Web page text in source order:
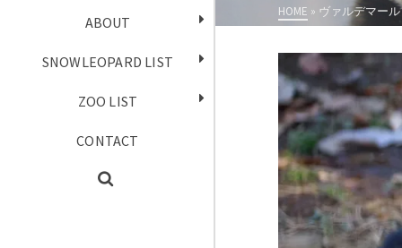
ABOUT
SNOWLEOPARD LIST
ZOO LIST
CONTACT
HOME » ヴァルデマール